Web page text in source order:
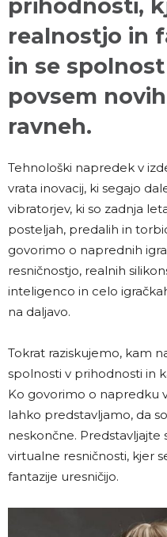
prihodnosti,
realnostjo in
in se
povsem
ravneh.
Tehnološki napredek v
vrata inovacij, ki segajo
vibratorjev, ki so zadnja
posteljah, predalih in
govorimo o naprednih
resničnostjo, realnih
inteligenco in celo
na daljavo.
Tokrat raziskujemo, kam
spolnosti v prihodnosti in
Ko govorimo o napredku
lahko predstavljamo, da
neskončne. Predstavljajte
virtualne resničnosti, kjer
fantazije uresničijo.